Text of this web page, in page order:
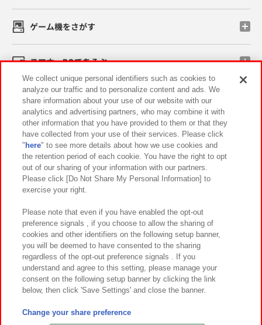
ゲーム機をさがす
スマホ・PCであそぶ
イベント・キャンペーン
関連会社 サステナビリティ サイトポリシー
プライバシーポリシー ウェブアクセシビリティ方針と検証結果
お取引先さまとともに
カスタマーハラスメント対応方針 よくあるご質問・お問い合わせ
©Bandai Namco Amusement Inc.
©Bandai Namco Amusement Lab Inc.
We collect unique personal identifiers such as cookies to
analyze our traffic and to personalize content and ads. We
share information about your use of our website with our
analytics and advertising partners, who may combine it with
other information that you have provided to them or that they
have collected from your use of their services. Please click
" here" to see more details about how we use cookies and
the retention period of each cookie. You have the right to opt
out of our sharing of your information with our partners.
Please click [Do Not Share My Personal Information] to
exercise your right.
Please note that even if you have enabled the opt-out
preference signals , if you choose to allow the sharing of
cookies and other identifiers on the following setup banner,
you will be deemed to have consented to the sharing
regardless of the opt-out preference signals . If you
understand and agree to this setting, please manage your
consent on the following setup banner by clicking the link
below, then click 'Save Settings' and close the banner.
Change your share preference